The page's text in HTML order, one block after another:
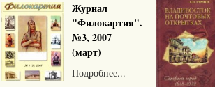
Журнал
"Филокартия".
№3, 2007
(март)
Подробнее...